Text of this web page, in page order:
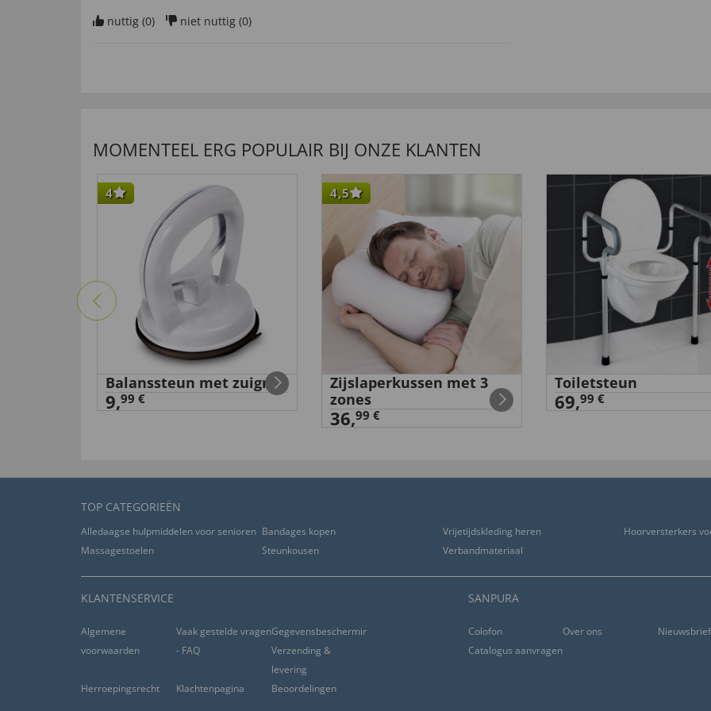
nuttig (0) niet nuttig (0)
MOMENTEEL ERG POPULAIR BIJ ONZE KLANTEN
4
Balanssteun met zuignap
9,99 €
4,5
Zijslaperkussen met 3
zones
36,99 €
Toiletsteun
69,99 €
TOP CATEGORIEËN
Alledaagse hulpmiddelen voor senioren Bandages kopen Vrijetijdskleding heren
Hoorversterkers
Massagestoelen
Steunkousen Verbandmateriaal
KLANTENSERVICE
Algemene
voorwaarden
Vaak gestelde vragen
- FAQ
Gegevensbescherming
Verzending &
levering
Herroepingsrecht
Klachtenpagina Beoordelingen
SANPURA
Colofon Over ons
Nieuwsbrief
Catalogus aanvragen